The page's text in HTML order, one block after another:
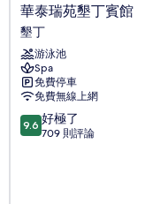
華
泰
瑞
苑
墾
丁
賓
館
墾
華泰瑞苑墾丁賓館
墾丁
游泳池
Spa
免費停車
免費無線上網
9.6
分，
9.6 好極了
709 則評論